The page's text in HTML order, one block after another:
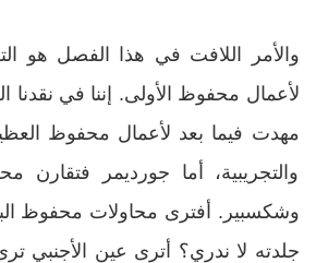
والأمر اللافت في هذا الفصل هو
لأعمال محفوظ الأولى. إننا في نقدنا
مهدت فيما بعد لأعمال محفوظ العظيمة
والتجريبية، أما جورديمر
وشكسبير. أفترى محاولات محفوظ
جلدته لا ندري؟ أترى عين الأجنبي ترى